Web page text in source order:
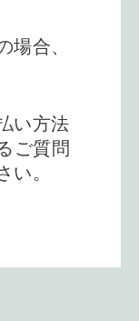
場合、
い方法
ご質問
い。